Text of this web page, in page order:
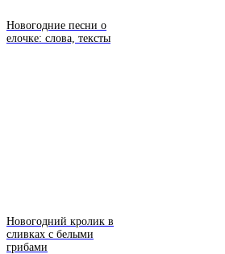
Новогодние песни о
елочке: слова, тексты
Новогодний кролик в
сливках с белыми
грибами